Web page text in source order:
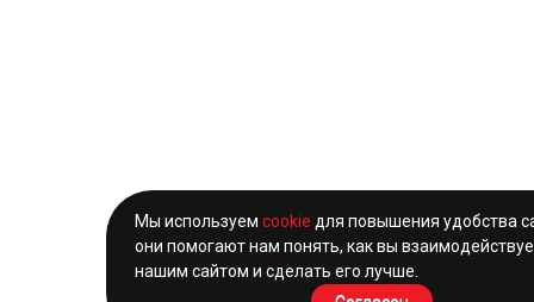
Мы используемcookie для повышения удобства
они помогают нам понять, как вы
нашим сайтом и сделать его лучше.